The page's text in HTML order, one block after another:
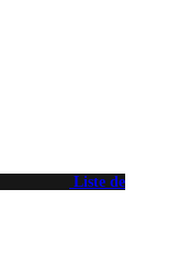
Liste de